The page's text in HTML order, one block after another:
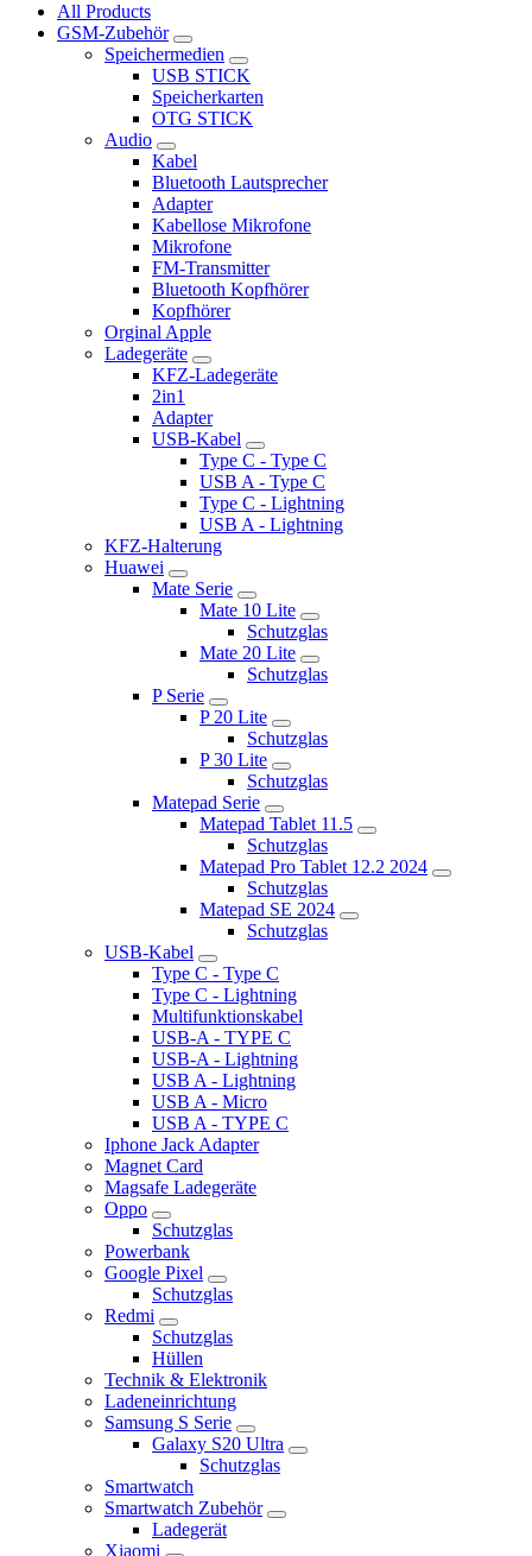
All Products
GSM-Zubehör
Speichermedien
USB STICK
Speicherkarten
OTG STICK
Audio
Kabel
Bluetooth Lautsprecher
Adapter
Kabellose Mikrofone
Mikrofone
FM-Transmitter
Bluetooth Kopfhörer
Kopfhörer
Orginal Apple
Ladegeräte
KFZ-Ladegeräte
2in1
Adapter
USB-Kabel
Type C - Type C
USB A - Type C
Type C - Lightning
USB A - Lightning
KFZ-Halterung
Huawei
Mate Serie
Mate 10 Lite
Schutzglas
Mate 20 Lite
Schutzglas
P Serie
P 20 Lite
Schutzglas
P 30 Lite
Schutzglas
Matepad Serie
Matepad Tablet 11.5
Schutzglas
Matepad Pro Tablet 12.2 2024
Schutzglas
Matepad SE 2024
Schutzglas
USB-Kabel
Type C - Type C
Type C - Lightning
Multifunktionskabel
USB-A - TYPE C
USB-A - Lightning
USB A - Lightning
USB A - Micro
USB A - TYPE C
Iphone Jack Adapter
Magnet Card
Magsafe Ladegeräte
Oppo
Schutzglas
Powerbank
Google Pixel
Schutzglas
Redmi
Schutzglas
Hüllen
Technik & Elektronik
Ladeneinrichtung
Samsung S Serie
Galaxy S20 Ultra
Schutzglas
Smartwatch
Smartwatch Zubehör
Ladegerät
Xiaomi